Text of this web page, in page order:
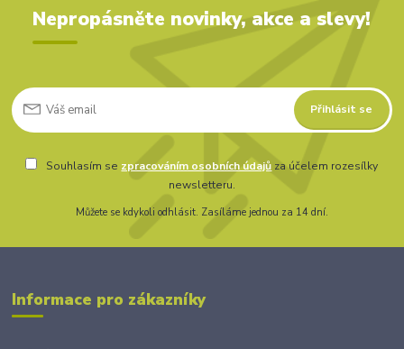
Nepropásněte novinky, akce a slevy!
Přihlásit se
Souhlasím se zpracováním osobních údajů za účelem rozesílky
newsletteru.
Můžete se kdykoli odhlásit. Zasíláme jednou za 14 dní.
Informace pro zákazníky